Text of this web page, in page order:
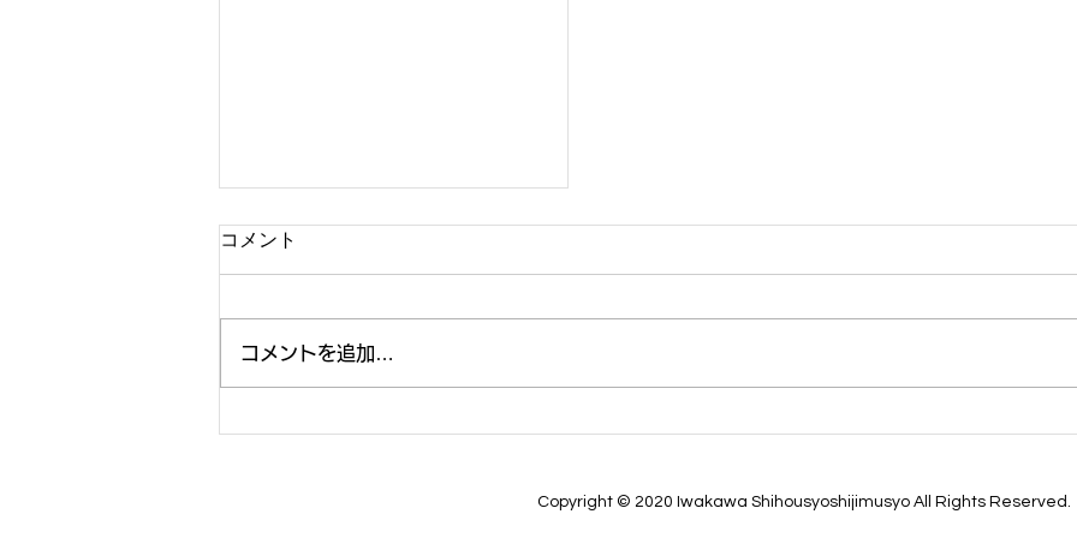
ホームページをリニューアル
東京都江東区の岩川司法書士事務
所です。 このたび、当事務所の
く、わかりやすいものとなるよう
コメント
コメントを追加…
Copyright © 2020 Iwakawa Shihousyoshijimusyo All Rights Reserved.